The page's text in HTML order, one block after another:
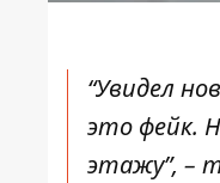
“Увидел
это фейк.
этажу”, –